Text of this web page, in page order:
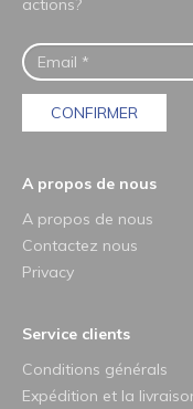
CONFIRMER
A propos de nous
A propos de nous
Contactez nous
Privacy
Service clients
Conditions générals
Expédition et la